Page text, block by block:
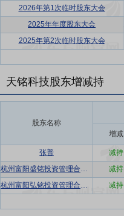
2026年第1次临时股东大会
2025年年度股东大会
2025年第2次临时股东大会
天铭科技股东增减持
股东名称
增减
张普
减持
杭州富阳盛铭投资管理合伙企业(有限合伙)
减持
杭州富阳弘铭投资管理合伙企业(有限合伙)
减持